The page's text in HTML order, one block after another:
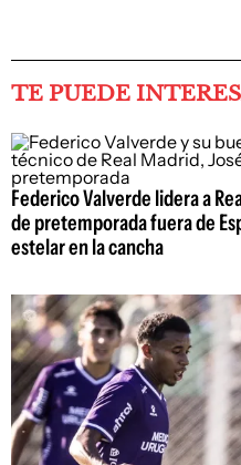
TE PUEDE
Federico Valverde lidera a
de pretemporada fuera de
estelar en la cancha